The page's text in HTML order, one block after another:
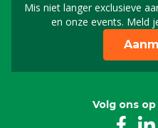
Mis niet langer exclusieve
en onze events. Meld
Volg ons